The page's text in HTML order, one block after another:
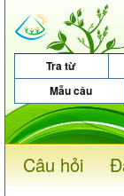
Tra từ
Mẫu câu
Câu hỏi